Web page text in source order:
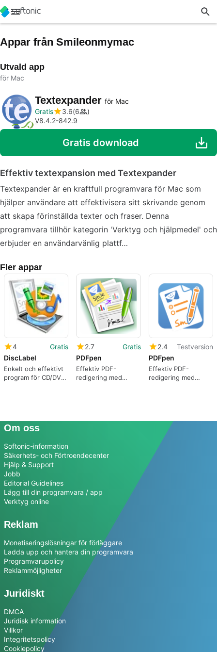
Appar från Smileonmymac
Utvald app
för Mac
Textexpander för Mac
Gratis
3.6 6
V8.4.2-842.9
Gratis download
Effektiv textexpansion med Textexpander
Textexpander är en kraftfull programvara för Mac som
hjälper användare att effektivisera sitt skrivande genom
att skapa förinställda texter och fraser. Denna
programvara tillhör kategorin 'Verktyg och hjälpmedel' och
erbjuder en användarvänlig plattf…
Fler appar
4
Gratis
DiscLabel
Enkelt och effektivt
program för CD/DVD-
2.7
Gratis
PDFpen
Effektiv PDF-
redigering med
2.4
Testversion
PDFpen
Effektiv PDF-
redigering med
Om oss
Softonic-information
Säkerhets- och Förtroendecenter
Hjälp & Support
Jobb
Editorial Guidelines
Lägg till din programvara / app
Verktyg online
Reklam
Monetiseringslösningar för förläggare
Ladda upp och hantera din programvara
Programvarupolicy
Reklammöjligheter
Juridiskt
DMCA
Juridisk information
Villkor
Integritetspolicy
Cookiepolicy